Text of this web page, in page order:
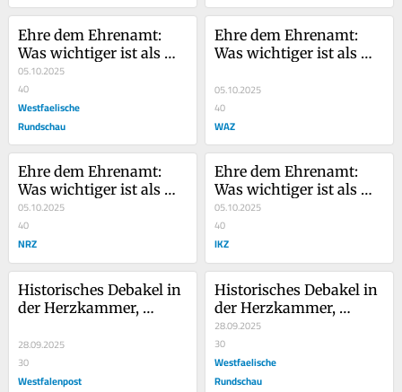
Ehre dem Ehrenamt:
Was wichtiger ist als
Steuerfreibeträge
05.10.2025
40
Westfaelische
Rundschau
Ehre dem Ehrenamt:
Was wichtiger ist als
05.10.2025
40
WAZ
Ehre dem Ehrenamt:
Was wichtiger ist als
Steuerfreibeträge
05.10.2025
40
NRZ
Ehre dem Ehrenamt:
Was wichtiger ist als
Steuerfreibeträge
05.10.2025
40
IKZ
Historisches Debakel in
der Herzkammer,
28.09.2025
30
Westfalenpost
Historisches Debakel in
der Herzkammer,
Hoffnung woanders
28.09.2025
30
Westfaelische
Rundschau